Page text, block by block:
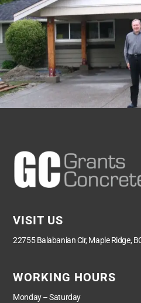
VISIT US
22755 Balabanian Cir, Maple Ridge,
WORKING HOURS
Monday – Saturday